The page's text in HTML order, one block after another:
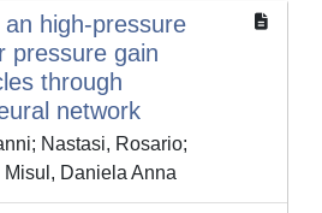
high-pressure
pressure gain
through
network
Nastasi, Rosario;
Daniela Anna